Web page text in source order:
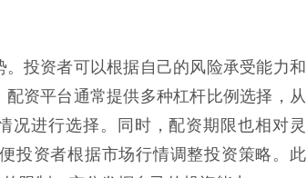
投资者可以根据自己的风险承受能力和
资平台通常提供多种杠杆比例选择，从
况进行选择。同时，配资期限也相对灵
投资者根据市场行情调整投资策略。此